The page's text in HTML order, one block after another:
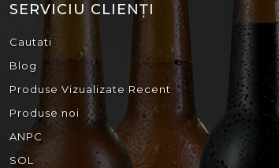
SERVICIU CLIENȚI
Cautati
Blog
Produse Vizualizate Recent
Produse noi
ANPC
SOL